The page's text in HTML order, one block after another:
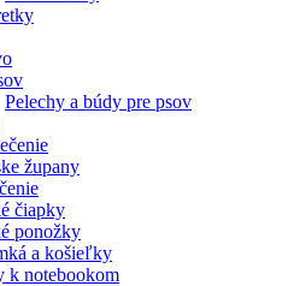
Pelechy a búdy pre psov
župany
čiapky
ponožky
a košieľky
k notebookom